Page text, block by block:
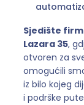
Sjedište
Lazara 35,
otvoren za
omogućili
iz bilo kojeg
i podrške